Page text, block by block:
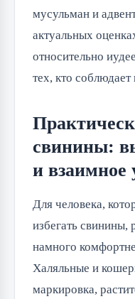
мусульман и
актуальных
относительно
тех, кто соблюдает
свинины:
и взаимное
Для человека,
избегать свинины,
намного
Халяльные и
маркировка,